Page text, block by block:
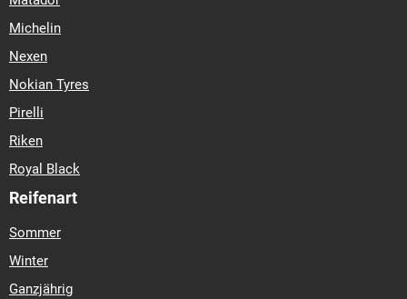
Michelin
Nexen
Nokian Tyres
Pirelli
Riken
Royal Black
Reifenart
Sommer
Winter
Ganzjährig